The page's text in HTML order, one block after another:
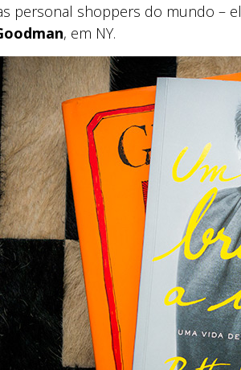
personal shoppers do mundo –
, em NY.